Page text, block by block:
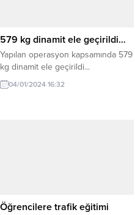
579 kg dinamit ele geçirildi…
Yapılan operasyon kapsamında 579
kg dinamit ele geçirildi...
04/01/2024 16:32
Öğrencilere trafik eğitimi